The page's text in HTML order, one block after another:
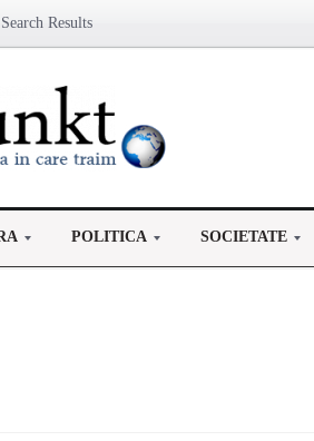
Search Results
POLITICA SOCIETATE